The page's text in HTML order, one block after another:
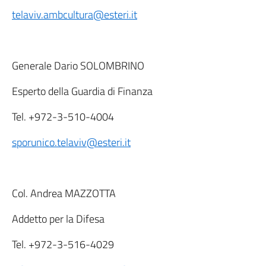
telaviv.ambcultura@esteri.it
Generale Dario SOLOMBRINO
Esperto della Guardia di Finanza
Tel. +972-3-510-4004
sporunico.telaviv@esteri.it
Col. Andrea MAZZOTTA
Addetto per la Difesa
Tel. +972-3-516-4029